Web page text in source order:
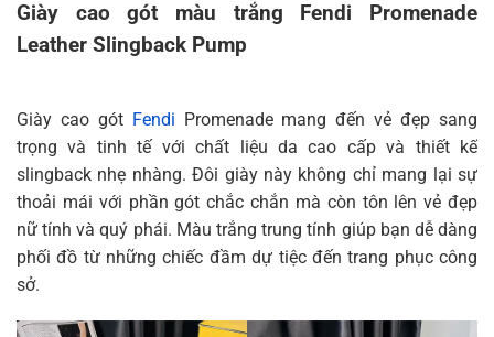
Giày cao gót màu trắng Fendi Promenade
Leather Slingback Pump
Giày cao gót Fendi Promenade mang đến vẻ đẹp sang
trọng và tinh tế với chất liệu da cao cấp và thiết kế
slingback nhẹ nhàng. Đôi giày này không chỉ mang lại sự
thoải mái với phần gót chắc chắn mà còn tôn lên vẻ đẹp
nữ tính và quý phái. Màu trắng trung tính giúp bạn dễ dàng
phối đồ từ những chiếc đầm dự tiệc đến trang phục công
sở.